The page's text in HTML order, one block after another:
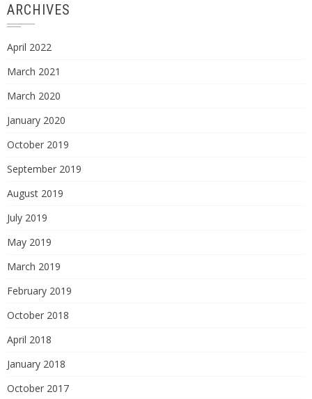
ARCHIVES
April 2022
March 2021
March 2020
January 2020
October 2019
September 2019
August 2019
July 2019
May 2019
March 2019
February 2019
October 2018
April 2018
January 2018
October 2017